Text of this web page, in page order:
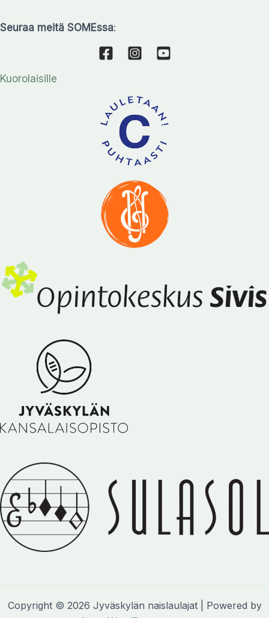
Seuraa meitä SOMEssa:
Kuorolaisille
Copyright © 2026 Jyväskylän naislaulajat | Powered by